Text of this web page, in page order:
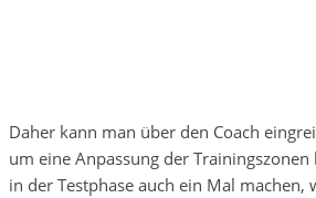
Daher kann man über den Coach
um eine Anpassung der
in der Testphase auch ein Mal machen,